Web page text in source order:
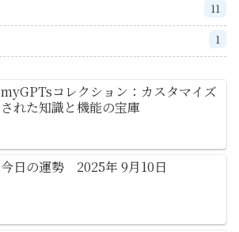
11
1
myGPTsコレクション：カスタマイズ
された知識と機能の宝庫
今日の運勢 2025年 9月10日